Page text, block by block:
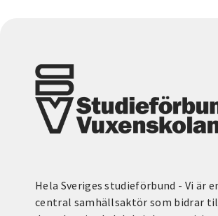
Hela Sveriges studieförbund - Vi är
central samhällsaktör som bidrar